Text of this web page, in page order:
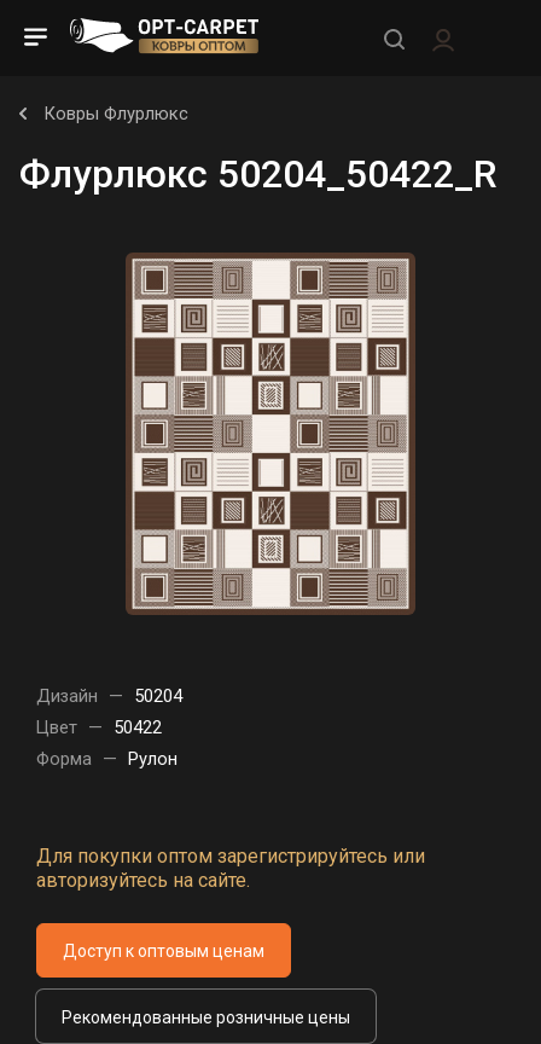
Ковры Флурлюкс
Флурлюкс 50204_50422_R
Дизайн —
50204
Цвет —
50422
Форма — Рулон
Для покупки оптом зарегистрируйтесь или
авторизуйтесь на сайте.
Доступ к оптовым ценам
Рекомендованные розничные цены